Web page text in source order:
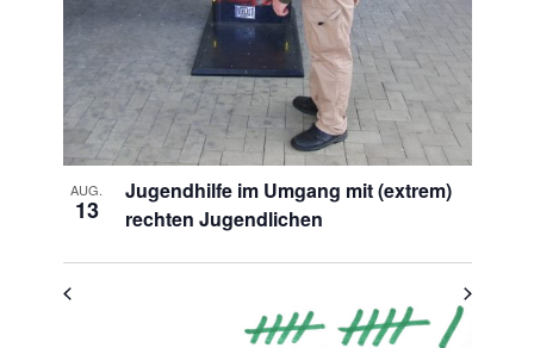
AUG.
13
Jugendhilfe im Umgang mit (extrem)
rechten Jugendlichen